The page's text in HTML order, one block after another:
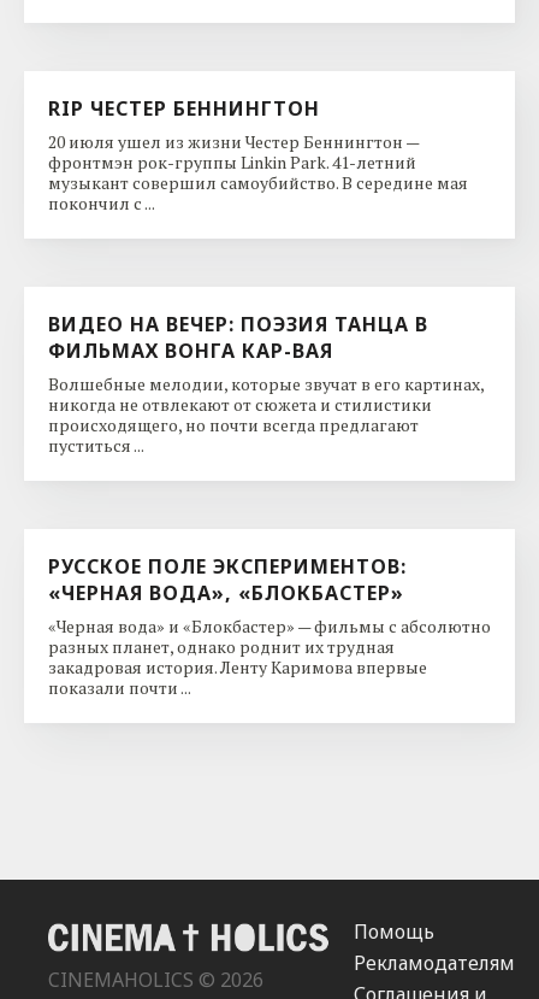
RIP ЧЕСТЕР БЕННИНГТОН
20 июля ушел из жизни Честер Беннингтон —
фронтмэн рок-группы Linkin Park. 41-летний
музыкант совершил самоубийство. В середине мая
покончил с ...
ВИДЕО НА ВЕЧЕР: ПОЭЗИЯ ТАНЦА В
ФИЛЬМАХ ВОНГА КАР-ВАЯ
Волшебные мелодии, которые звучат в его картинах,
никогда не отвлекают от сюжета и стилистики
происходящего, но почти всегда предлагают
пуститься ...
РУССКОЕ ПОЛЕ ЭКСПЕРИМЕНТОВ:
«ЧЕРНАЯ ВОДА», «БЛОКБАСТЕР»
«Черная вода» и «Блокбастер» — фильмы с абсолютно
разных планет, однако роднит их трудная
закадровая история. Ленту Каримова впервые
показали почти ...
CINEMAHOLICS © 2026
Помощь
Рекламодателям
Соглашения и